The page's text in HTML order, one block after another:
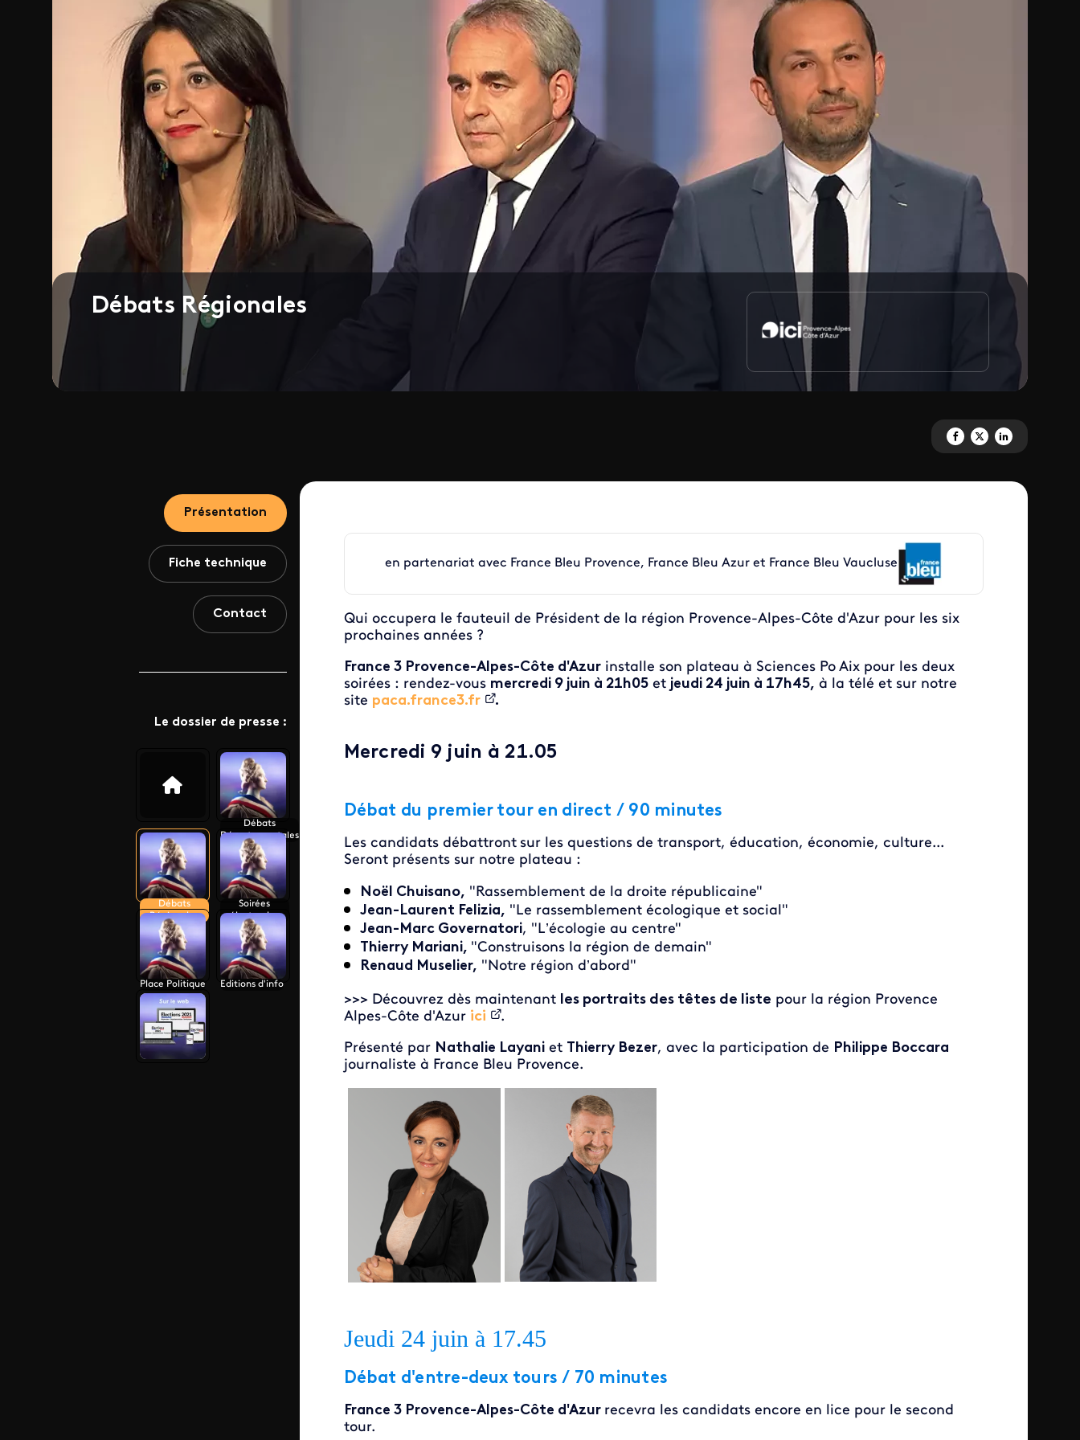
Débats Régionales
Partagez 'Débats Régionales'
Partagez 'Débats
Partagez 'Débats
Présentation
Fiche technique
Contact
Le dossier de presse :
Débats
Départementales
Débats
Régionales
Soirées
électorales
Place Politique Editions d'info
en partenariat avec France Bleu Provence, France Bleu Azur et France Bleu Vaucluse
Qui occupera le fauteuil de Président de la région Provence-Alpes-Côte d'Azur pour les six
prochaines années ?
France 3 Provence-Alpes-Côte d'Azurinstalle son plateau à Sciences Po Aix pour les deux
soirées : rendez-vous mercredi 9 juin à 21h05et jeudi 24 juin à 17h45, à la télé et sur notre
site paca.france3.fr .
Mercredi 9 juin à 21.05
Débat du premier tour en direct / 90 minutes
Les candidats débattront sur les questions de transport, éducation, économie, culture...
Seront présents sur notre plateau :
Noël Chuisano, "Rassemblement de la droite républicaine"
Jean-Laurent Felizia, "Le rassemblement écologique et social"
Jean-Marc Governatori, "L’écologie au centre"
Thierry Mariani, "Construisons la région de demain"
Renaud Muselier, "Notre région d’abord"
>>> Découvrez dès maintenant les portraits des têtes de liste pour la région Provence
Alpes-Côte d'Azur ici .
Présenté par Nathalie Layaniet Thierry Bezer, avec la participation de Philippe Boccara
journaliste à France Bleu Provence.
Jeudi 24 juin à 17.45
Débat d'entre-deux tours / 70 minutes
France 3 Provence-Alpes-Côte d'Azur recevra les candidats encore en lice pour le second
tour.